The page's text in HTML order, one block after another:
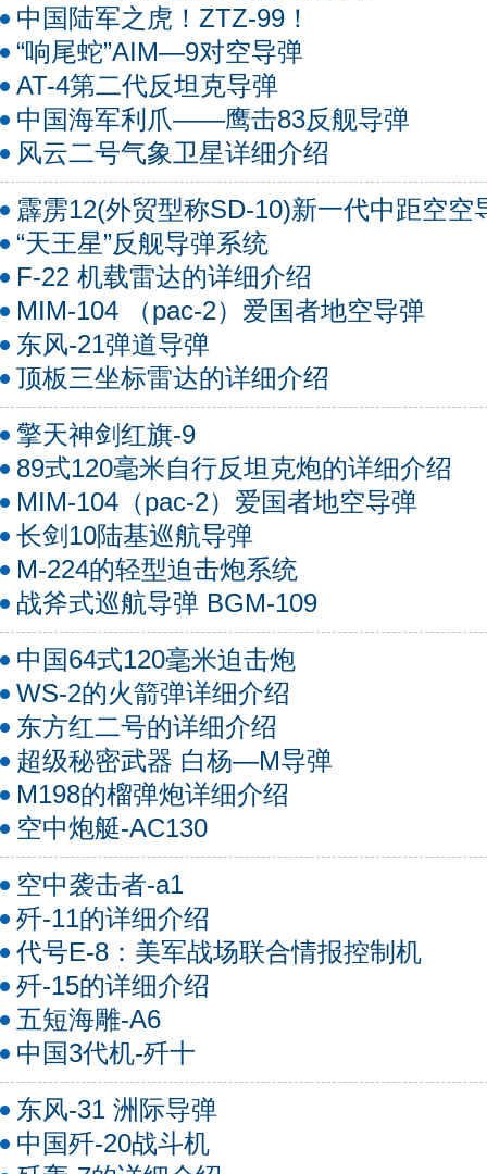
中国陆军之虎！ZTZ-99！
“响尾蛇”AIM—9对空导弹
AT-4第二代反坦克导弹
中国海军利爪——鹰击83反舰导弹
风云二号气象卫星详细介绍
霹雳12(外贸型称SD-10)新一代中距空空
“天王星”反舰导弹系统
F-22 机载雷达的详细介绍
MIM-104 （pac-2）爱国者地空导弹
东风-21弹道导弹
顶板三坐标雷达的详细介绍
擎天神剑红旗-9
89式120毫米自行反坦克炮的详细介绍
MIM-104（pac-2）爱国者地空导弹
长剑10陆基巡航导弹
M-224的轻型迫击炮系统
战斧式巡航导弹 BGM-109
中国64式120毫米迫击炮
WS-2的火箭弹详细介绍
东方红二号的详细介绍
超级秘密武器 白杨—M导弹
M198的榴弹炮详细介绍
空中炮艇-AC130
空中袭击者-a1
歼-11的详细介绍
代号E-8：美军战场联合情报控制机
歼-15的详细介绍
五短海雕-A6
中国3代机-歼十
东风-31 洲际导弹
中国歼-20战斗机